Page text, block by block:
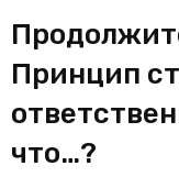
Принцип
что…?